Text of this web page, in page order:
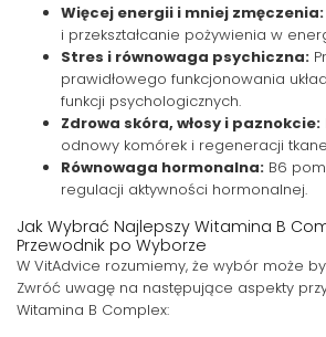
Więcej energii i mniej zmęczenia:
i przekształcanie pożywienia w
Stres i równowaga psychiczna:
prawidłowego funkcjonowania
funkcji psychologicznych.
Zdrowa skóra, włosy i paznokcie:
odnowy komórek i regeneracji
Równowaga hormonalna: B6
regulacji aktywności hormonalnej.
Jak Wybrać Najlepszy Witamina B
Przewodnik po Wyborze
W VitAdvice rozumiemy, że wybór może
Zwróć uwagę na następujące aspekty
Witamina B Complex: